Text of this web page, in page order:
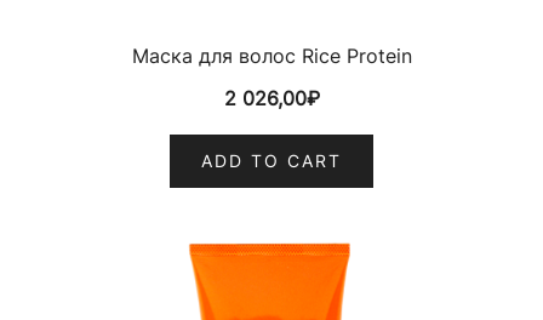
Маска для волос Rice Protein
2 026,00₽
ADD TO CART